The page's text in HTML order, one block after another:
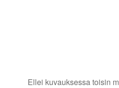
Ellei kuvauksessa toisin